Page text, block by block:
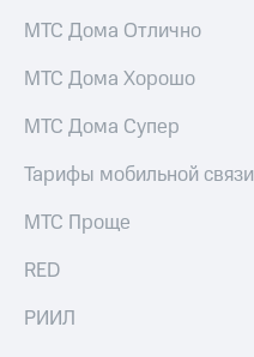
МТС Дома Отлично
МТС Дома Хорошо
МТС Дома Супер
Тарифы мобильной связи
МТС Проще
RED
РИИЛ